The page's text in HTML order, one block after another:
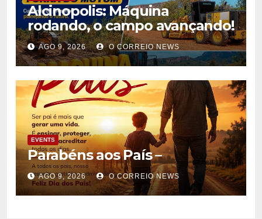
Alcinopolis: Máquina
rodando, o campo avançando!
AGO 9, 2026 O CORREIO NEWS
EVENTS
Parabéns aos País –
AGO 9, 2026 O CORREIO NEWS